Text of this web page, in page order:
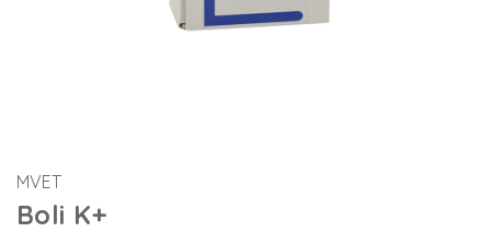
MVET
Boli K+